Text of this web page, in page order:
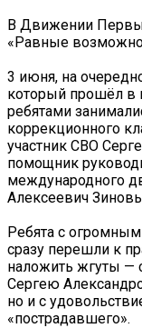
В Движении
«Равные
3 июня, на
который прошёл в
ребятами
коррекционного
участник СВО
помощник
международного
Алексеевич
Ребята с
сразу перешли к
наложить жгуты —
Сергею
но и с
«пострадавшего».